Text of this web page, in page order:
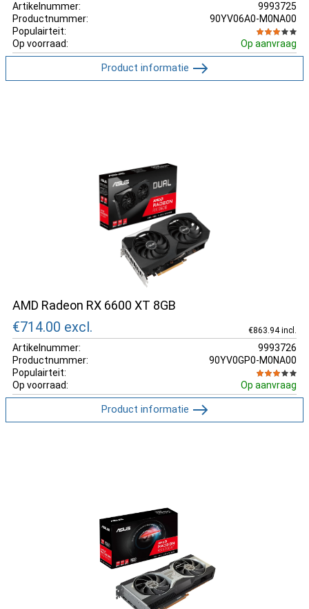
Artikelnummer:
9993725
Productnummer:
90YV06A0-M0NA00
Populairteit:
Op voorraad:
Op aanvraag
Product informatie
AMD Radeon RX 6600 XT 8GB
€714.00 excl. €863.94 incl.
Artikelnummer:
9993726
Productnummer:
90YV0GP0-M0NA00
Populairteit:
Op voorraad:
Op aanvraag
Product informatie